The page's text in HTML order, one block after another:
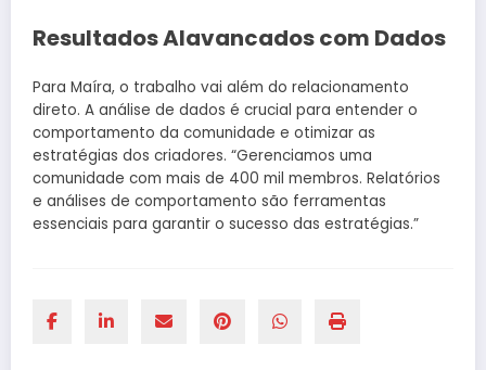
Resultados Alavancados com Dados
Para Maíra, o trabalho vai além do relacionamento
direto. A análise de dados é crucial para entender o
comportamento da comunidade e otimizar as
estratégias dos criadores. “Gerenciamos uma
comunidade com mais de 400 mil membros. Relatórios
e análises de comportamento são ferramentas
essenciais para garantir o sucesso das estratégias.”